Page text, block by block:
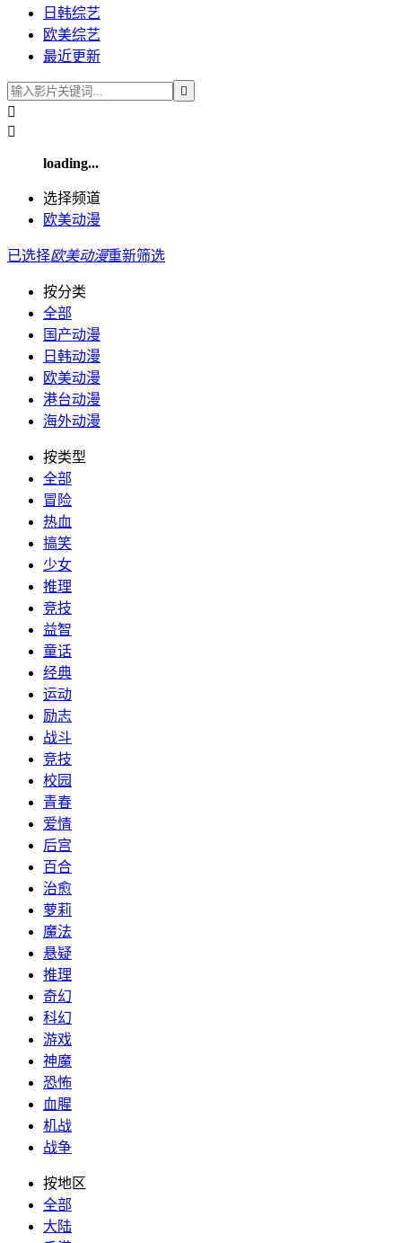
日韩综艺
欧美综艺
最近更新



loading...
选择频道
欧美动漫
已选择欧美动漫重新筛选
按分类
全部
国产动漫
日韩动漫
欧美动漫
港台动漫
海外动漫
按类型
全部
冒险
热血
搞笑
少女
推理
竞技
益智
童话
经典
运动
励志
战斗
竞技
校园
青春
爱情
后宫
百合
治愈
萝莉
魔法
悬疑
推理
奇幻
科幻
游戏
神魔
恐怖
血腥
机战
战争
按地区
全部
大陆